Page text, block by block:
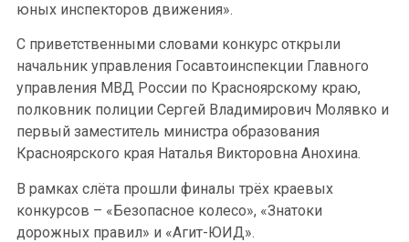
юных инспекторов движения».
С приветственными словами конкурс открыли
начальник управления Госавтоинспекции Главного
управления МВД России по Красноярскому краю,
полковник полиции Сергей Владимирович Молявко и
первый заместитель министра образования
Красноярского края Наталья Викторовна Анохина.
В рамках слёта прошли финалы трёх краевых
конкурсов – «Безопасное колесо», «Знатоки
дорожных правил» и «Агит-ЮИД».